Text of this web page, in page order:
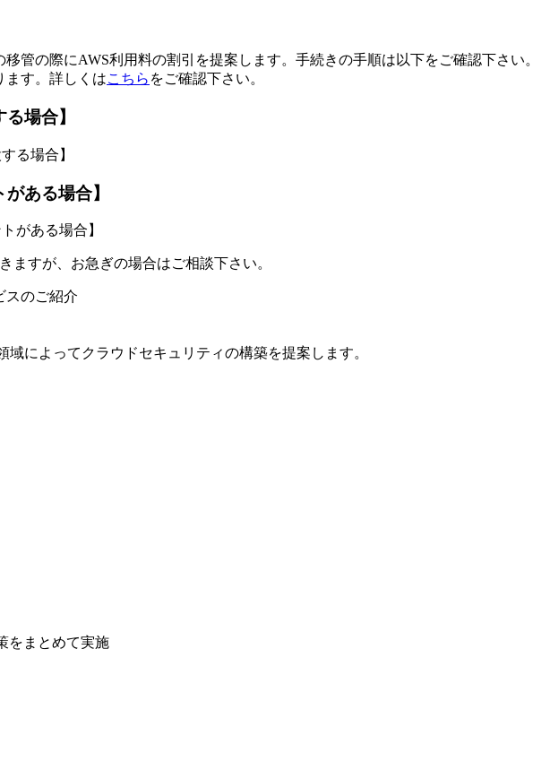
管の際にAWS利用料の割引を提案します。手続きの手順は以下をご確認下さい。
す。詳しくはこちら をご確認下さい。
場合】
ある場合】
すが、お急ぎの場合はご相談下さい。
スのご紹介
によってクラウドセキュリティの構築を提案します。
をまとめて実施